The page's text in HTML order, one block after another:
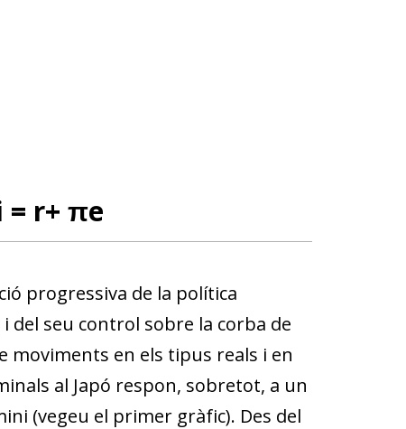
= r+ πe
progressiva de la política
i del seu control sobre la corba de
en els tipus reals i en
al Japó respon, sobretot, a un
(vegeu el primer gràfic). Des del